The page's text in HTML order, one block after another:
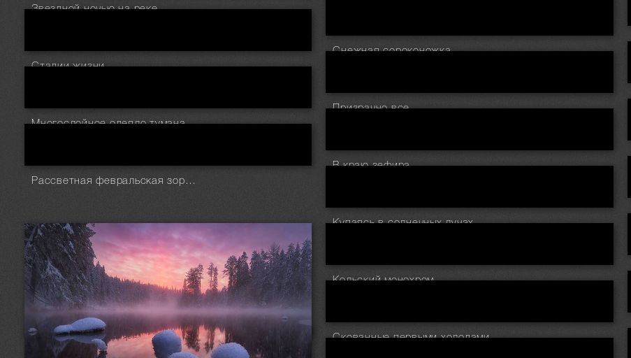
Звездной ночью на реке
Снежная сороконожка
Стадии жизни
Призрачно все...
Многослойное одеяло тумана
В краю зефира
Рассветная февральская зорька
Купаясь в солнечных лучах
Кольский монохром
Скованные первыми холодами